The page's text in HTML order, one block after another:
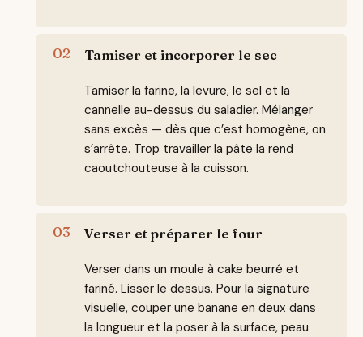
Tamiser et incorporer le sec
Tamiser la farine, la levure, le sel et la
cannelle au-dessus du saladier. Mélanger
sans excès — dès que c’est homogène, on
s’arrête. Trop travailler la pâte la rend
caoutchouteuse à la cuisson.
Verser et préparer le four
Verser dans un moule à cake beurré et
fariné. Lisser le dessus. Pour la signature
visuelle, couper une banane en deux dans
la longueur et la poser à la surface, peau